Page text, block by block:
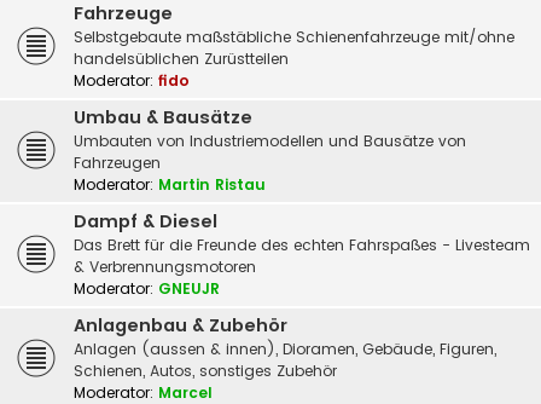
Fahrzeuge
Selbstgebaute maßstäbliche Schienenfahrzeuge mit/ohne
handelsüblichen Zurüstteilen
Moderator: fido
Umbau & Bausätze
Umbauten von Industriemodellen und Bausätze von
Fahrzeugen
Moderator: Martin Ristau
Dampf & Diesel
Das Brett für die Freunde des echten Fahrspaßes - Livesteam
& Verbrennungsmotoren
Moderator: GNEUJR
Anlagenbau & Zubehör
Anlagen (aussen & innen), Dioramen, Gebäude, Figuren,
Schienen, Autos, sonstiges Zubehör
Moderator: Marcel